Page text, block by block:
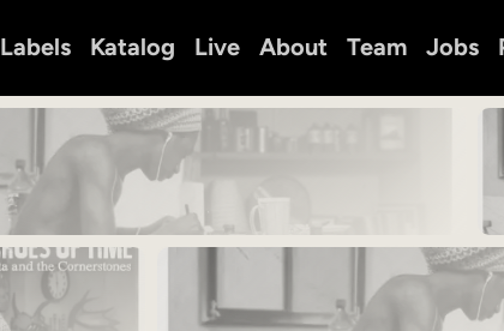
Labels Katalog Live About Team Jobs